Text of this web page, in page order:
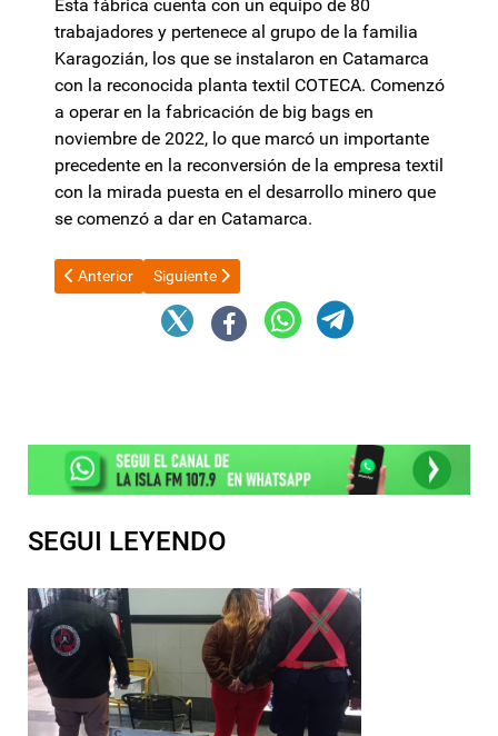
Esta fábrica cuenta con un equipo de 80
trabajadores y pertenece al grupo de la familia
Karagozián, los que se instalaron en Catamarca
con la reconocida planta textil COTECA. Comenzó
a operar en la fabricación de big bags en
noviembre de 2022, lo que marcó un importante
precedente en la reconversión de la empresa textil
con la mirada puesta en el desarrollo minero que
se comenzó a dar en Catamarca.
Artículo anterior: Fecha clave para la venta del 90% de AySA
Anterior Artículo siguiente: Tras el anuncio de Milei,
Siguiente
SEGUI LEYENDO